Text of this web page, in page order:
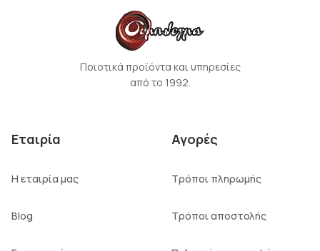
Ποιοτικά προϊόντα και υπηρεσίες
από το 1992.
Εταιρία
Η εταιρία μας
Blog
Αγορές
Τρόποι πληρωμής
Τρόποι αποστολής